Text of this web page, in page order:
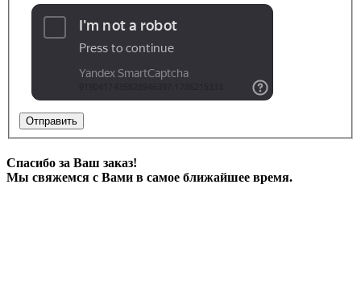
Отправить
Спасибо за Ваш заказ!
Мы свяжемся с Вами в самое ближайшее время.